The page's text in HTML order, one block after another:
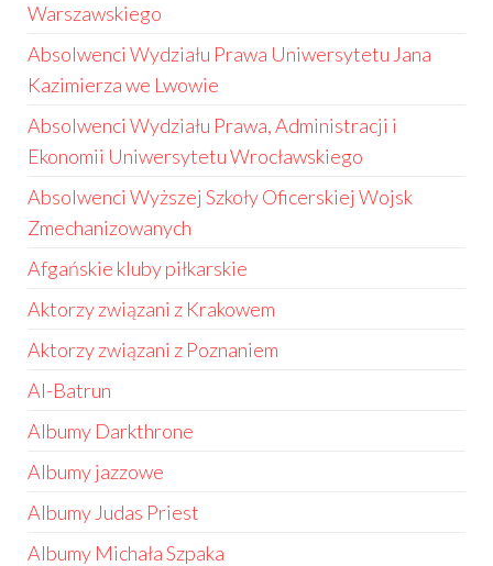
Warszawskiego
Absolwenci Wydziału Prawa Uniwersytetu Jana
Kazimierza we Lwowie
Absolwenci Wydziału Prawa, Administracji i
Ekonomii Uniwersytetu Wrocławskiego
Absolwenci Wyższej Szkoły Oficerskiej Wojsk
Zmechanizowanych
Afgańskie kluby piłkarskie
Aktorzy związani z Krakowem
Aktorzy związani z Poznaniem
Al-Batrun
Albumy Darkthrone
Albumy jazzowe
Albumy Judas Priest
Albumy Michała Szpaka